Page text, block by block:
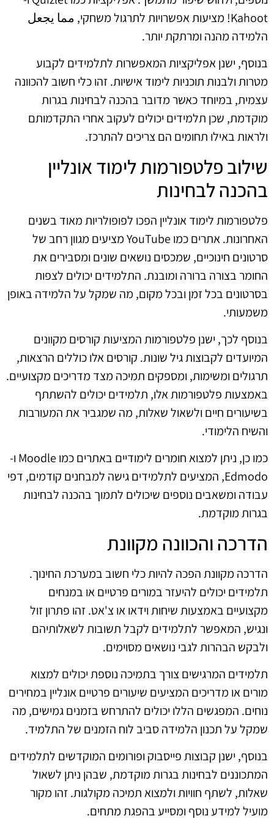
Kahoot! מציעות אפשרויות לתרגול משחקי, مما يجعل
הלמידה מהנה ומרתקת יותר.
בנוסף, ישנן אפליקציות המאפשרות לתלמידים לקבוע
מטרות ולבנות תוכניות לימוד אישיות. זהו כלי חשוב להכוונה
עצמית, במיוחד כאשר מדובר בהכנה לבחינות בגרות
מוקדמת, שכן תלמידים יכולים לעקוב אחרי התקדמותם
ולראות באילו תחומים הם צריכים להתרכז.
שילוב פלטפורמות לימוד אונליין
בהכנה לבחינות
פלטפורמות לימוד אונליין הפכו לפופולריות מאוד בשנים
האחרונות. אתרים כמו YouTube מציעים מגוון רחב של
סרטונים חינוכיים, שמכסים נושאים שונים ומסבירים את
החומר בצורה ברורה ומובנת. התלמידים יכולים לצפות
בסרטונים בכל זמן ובכל מקום, מה שמקל על הלמידה באופן
משמעותי.
בנוסף לכך, ישנן פלטפורמות המציעות קורסים מקוונים
המיועדים לקבוצות גיל שונות. קורסים אלו כוללים הרצאות,
תרגולים ומשימות, ומספקים תמיכה מצד מדריכים מקצועיים.
באמצעות פלטפורמות אלו, תלמידים יכולים להשתתף
בשיעורים חיים ולשאול שאלות, מה שמגביר את המעורבות
והשיח הלימודי.
כמו כן, ניתן למצוא חומרים לימודיים באתרים כמו Moodle ו-
Edmodo, המציעים לתלמידים גישה למבחנים קודמים, דפי
עבודה ומשאבים נוספים שיכולים לתמוך בהכנה לבחינות
בגרות מוקדמת.
הדרכה והכוונה מקוונת
הדרכה מקוונת הפכה להיות כלי חשוב במערכת החינוך.
תלמידים יכולים להיעזר במורים פרטיים או במנחים
מקצועיים באמצעות שיחות וידאו או צ'אט. זהו פתרון זול
ונגיש, המאפשר לתלמידים לקבל תשובות לשאלותיהם
ולבקש הבהרות לגבי נושאים מסוימים.
תלמידים המרגישים צורך בתמיכה נוספת יכולים למצוא
מורים או מדריכים המציעים שיעורים פרטיים אונליין במחירים
נוחים. המפגשים הללו יכולים להתרחש בזמנים גמישים, מה
שמקל על תכנון הלמידה סביב לוח הזמנים של התלמיד.
בנוסף, ישנן קבוצות פייסבוק ופורומים המוקדשים לתלמידים
המתכוננים לבחינות בגרות מוקדמת, שבהן ניתן לשאול
שאלות, לשתף חוויות ולמצוא תמיכה מקולגות. זהו מקור
מועיל למידע נוסף ומסייע בהפגת מתחים.